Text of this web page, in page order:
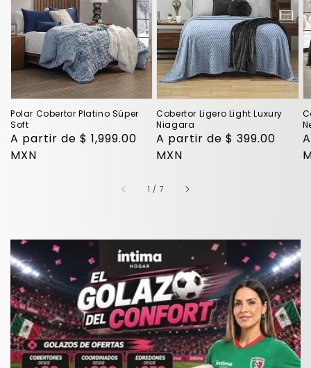
Súper
Soft
Polar Cobertor Platino Súper
Soft
Precio
habitual
A partir de $ 1,999.00
MXN
Luxury
Niagara
Cobertor Ligero Light Luxury
Niagara
Precio
habitual
A partir de $ 399.00
MXN
1 / de
7